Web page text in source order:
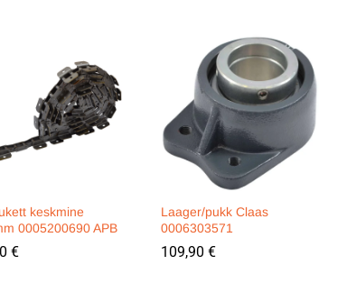
keskmine
0005200690 APB
€
€
Laager/pukk Claas
0006303571
109,90 €
109,90 €